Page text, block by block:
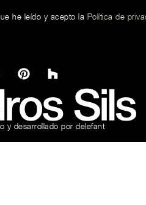
he leído y acepto la Política de
y desarrollado por delefant